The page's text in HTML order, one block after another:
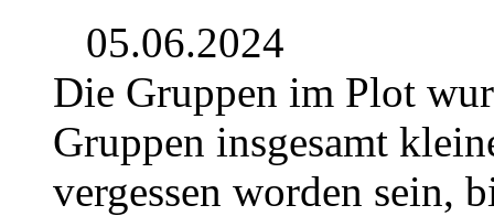
05.06.2024
Die Gruppen im Plot
Gruppen insgesamt
vergessen worden sein,